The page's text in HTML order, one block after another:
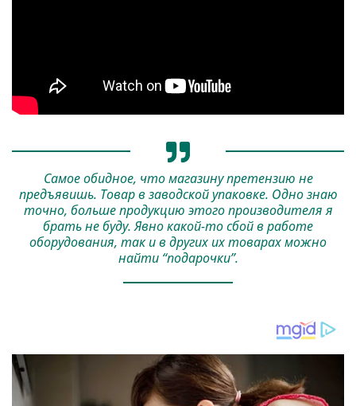
Самое обидное, что магазину претензию не
предъявишь. Товар в заводской упаковке. Одно знаю
точно, больше продукцию этого производителя я
брать не буду. Явно какой-то сбой в работе
оборудования, так и в других их товарах можно
найти “подарочки”.